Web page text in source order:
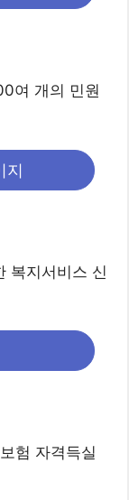
여 개의 민원
지
복지서비스 신
험 자격득실